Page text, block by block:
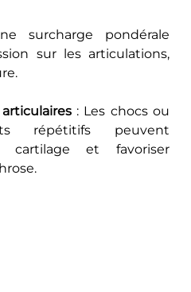
surcharge pondérale
sur les articulations,
: Les chocs ou
répétitifs peuvent
cartilage et favoriser